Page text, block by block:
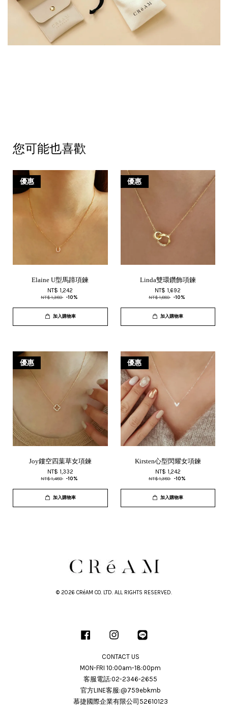
您可能也喜歡
優惠
Elaine U型馬蹄項鍊
NT$ 1,242
NT$ 1,380 -10%
加入購物車
優惠
Linda雙環鑽飾項鍊
NT$ 1,692
NT$ 1,880 -10%
加入購物車
優惠
Joy鏤空四葉草女項鍊
NT$ 1,332
NT$ 1,480 -10%
加入購物車
優惠
Kirsten心型閃耀女項鍊
NT$ 1,242
NT$ 1,380 -10%
加入購物車
© 2026 CRéAM CO. LTD. ALL RIGHTS RESERVED.
Facebook Instagram
CONTACT US
MON-FRI 10:00am-18:00pm
客服電話:02-2346-2655
官方LINE客服:@759ebkmb
慕捷國際企業有限公司52610123